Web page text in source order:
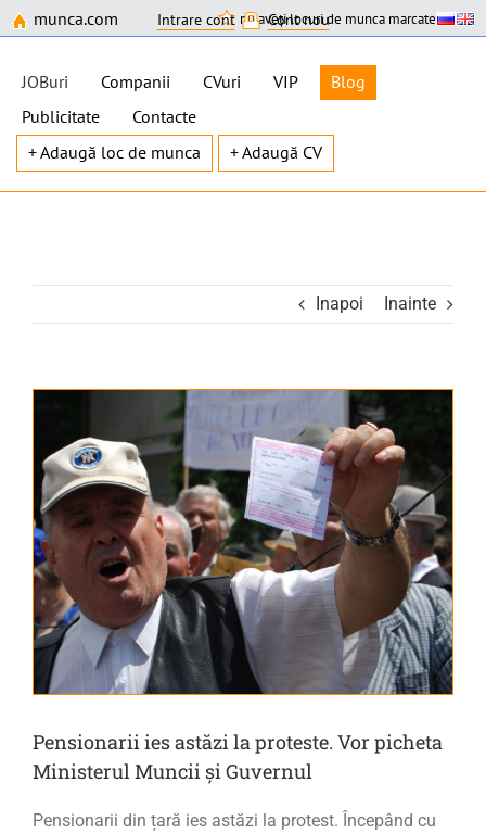
munca.com Intrare cont Cont nou
nu aveți locuri de munca marcate
JOBuri Companii CVuri VIP
Blog
Publicitate
Contacte
+ Adaugă loc de munca
+ Adaugă CV
content
Inapoi Inainte
Image
Pensionarii ies astăzi la proteste. Vor picheta
Ministerul Muncii și Guvernul
Pensionarii din țară ies astăzi la protest. Începând cu